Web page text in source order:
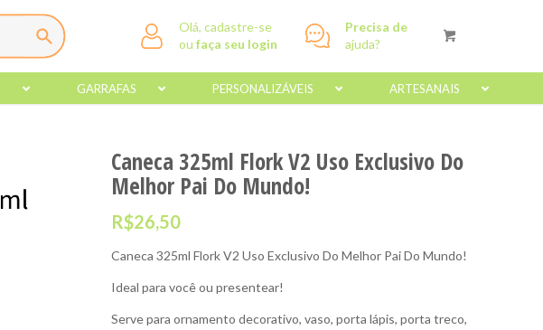
Olá, cadastre-se
oufaça seu login
Precisa de
ajuda?
GARRAFAS PERSONALIZÁVEIS ARTESANAIS
Caneca 325ml Flork V2 Uso Exclusivo Do
Melhor Pai Do Mundo!
R$26,50
Caneca 325ml Flork V2 Uso Exclusivo Do Melhor Pai Do Mundo!
Ideal para você ou presentear!
Serve para ornamento decorativo, vaso, porta lápis, porta treco,